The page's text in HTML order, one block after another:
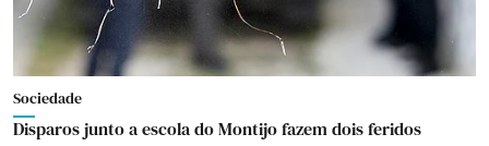
Sociedade
Disparos junto a escola do Montijo fazem dois feridos